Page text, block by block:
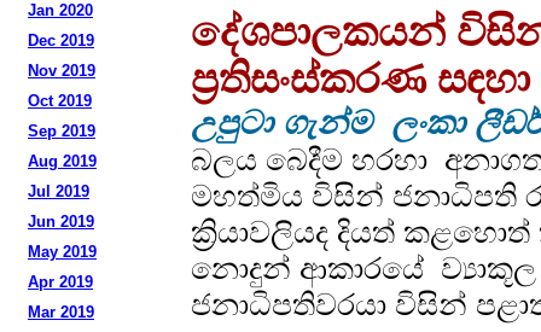
Jan 2020
Dec 2019
Nov 2019
Oct 2019
Sep 2019
Aug 2019
Jul 2019
Jun 2019
May 2019
Apr 2019
Mar 2019
දේශපාලකයන්
ප්‍රතිසංස්කරණ
උපුටා ගැන්ම ලංකා
බලය බෙදීම හරහා
මහත්මිය විසින් ජනාධිපති
ක්‍රියාවලියද දියත්
නොදුන් ආකාරයේ
ජනාධිපතිවරයා විසින්